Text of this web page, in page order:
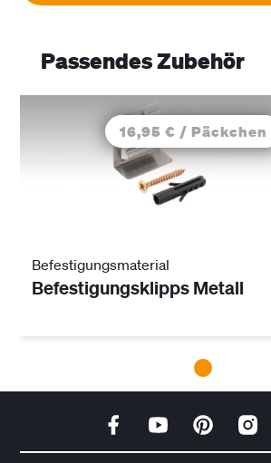
Passendes Zubehör
16,95 € / Päckchen
Befestigungsmaterial
Befestigungsklipps Metall